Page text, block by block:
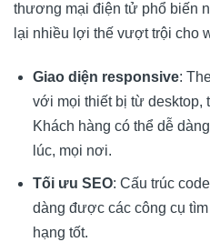
thương mại điện tử phổ biến
lại nhiều lợi thế vượt trội cho
Giao diện responsive:
với mọi thiết bị từ desktop,
Khách hàng có thể dễ
lúc, mọi nơi.
Tối ưu SEO: Cấu trúc
dàng được các công cụ
hạng tốt.